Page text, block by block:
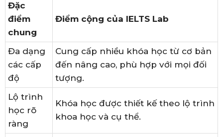
Đặc
điểm
chung
Điểm cộng của IELTS Lab
Đa dạng
các cấp
độ
Cung cấp nhiều khóa học từ cơ bản
đến nâng cao, phù hợp với mọi đối
tượng.
Lộ trình
học rõ
ràng
Khóa học được thiết kế theo lộ trình
khoa học và cụ thể.